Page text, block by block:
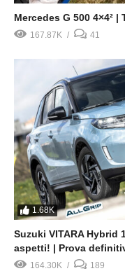
Mercedes G 500 4×4² |
167.87K 41
1.68K
Suzuki VITARA Hybrid
aspetti! | Prova
164.30K 189